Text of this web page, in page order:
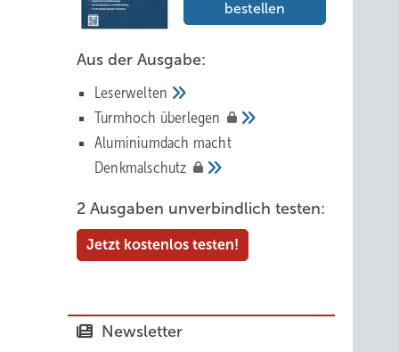
im
bestellen
Aus der Ausgabe:
Leserwelten
Tur mhoch überlegen
Aluminiumdach macht
Denkmalschutz
2 Ausgaben unverbindlich testen:
Jetzt kostenlos testen!
Newsletter